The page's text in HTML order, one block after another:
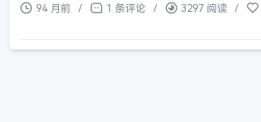
94 月前 / 1 条评论 / 3297 阅读 /